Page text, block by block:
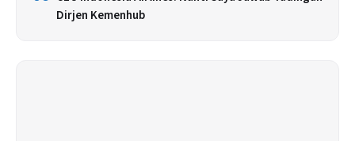
Dirjen Kemenhub